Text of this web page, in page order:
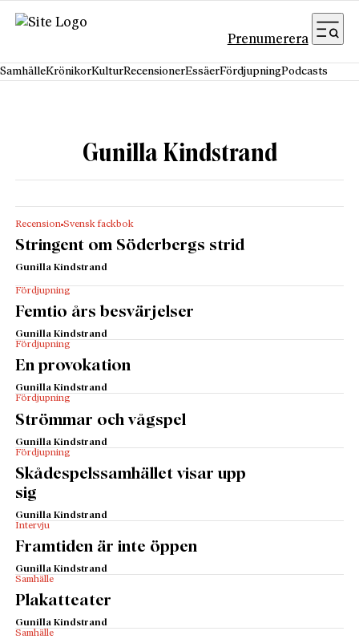
Hoppa till innehåll
Prenumerera
SamhälleKrönikorKulturRecensionerEssäerFördjupningPodcasts
Gunilla Kindstrand
Recension Svensk fackbok
Stringent om Söderbergs strid
Gunilla Kindstrand
Fördjupning
Femtio års besvärjelser
Gunilla Kindstrand
Fördjupning
En provokation
Gunilla Kindstrand
Fördjupning
Strömmar och vågspel
Gunilla Kindstrand
Fördjupning
Skådespelssamhället visar upp
sig
Gunilla Kindstrand
Intervju
Framtiden är inte öppen
Gunilla Kindstrand
Samhälle
Plakatteater
Gunilla Kindstrand
Samhälle